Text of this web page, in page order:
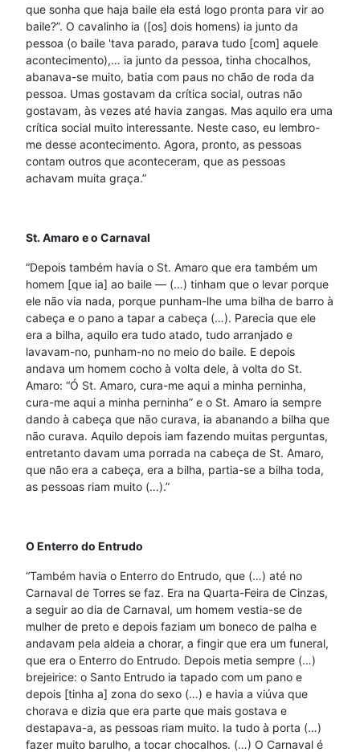
que sonha que haja baile ela está logo pronta para vir ao
baile?”. O cavalinho ia ([os] dois homens) ia junto da
pessoa (o baile 'tava parado, parava tudo [com] aquele
acontecimento),… ia junto da pessoa, tinha chocalhos,
abanava-se muito, batia com paus no chão de roda da
pessoa. Umas gostavam da crítica social, outras não
gostavam, às vezes até havia zangas. Mas aquilo era uma
crítica social muito interessante. Neste caso, eu lembro-
me desse acontecimento. Agora, pronto, as pessoas
contam outros que aconteceram, que as pessoas
achavam muita graça.”
St. Amaro e o Carnaval
“Depois também havia o St. Amaro que era também um
homem [que ia] ao baile — (…) tinham que o levar porque
ele não via nada, porque punham-lhe uma bilha de barro à
cabeça e o pano a tapar a cabeça (…). Parecia que ele
era a bilha, aquilo era tudo atado, tudo arranjado e
lavavam-no, punham-no no meio do baile. E depois
andava um homem cocho à volta dele, à volta do St.
Amaro: “Ó St. Amaro, cura-me aqui a minha perninha,
cura-me aqui a minha perninha” e o St. Amaro ia sempre
dando à cabeça que não curava, ia abanando a bilha que
não curava. Aquilo depois iam fazendo muitas perguntas,
entretanto davam uma porrada na cabeça de St. Amaro,
que não era a cabeça, era a bilha, partia-se a bilha toda,
as pessoas riam muito (…).”
O Enterro do Entrudo
“Também havia o Enterro do Entrudo, que (…) até no
Carnaval de Torres se faz. Era na Quarta-Feira de Cinzas,
a seguir ao dia de Carnaval, um homem vestia-se de
mulher de preto e depois faziam um boneco de palha e
andavam pela aldeia a chorar, a fingir que era um funeral,
que era o Enterro do Entrudo. Depois metia sempre (…)
brejeirice: o Santo Entrudo ia tapado com um pano e
depois [tinha a] zona do sexo (…) e havia a viúva que
chorava e dizia que era parte que mais gostava e
destapava-a, as pessoas riam muito. Ia tudo à porta (…)
fazer muito barulho, a tocar chocalhos. (…) O Carnaval é